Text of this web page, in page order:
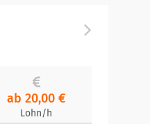
ab 20,00 €
Lohn/h